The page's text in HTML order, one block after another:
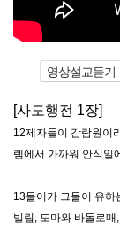
영상설교듣기
[사도행전 1장]
12제자들이 감람원이
렘에서 가까워 안식일
13들어가 그들이 유하
빌립, 도마와 바돌로